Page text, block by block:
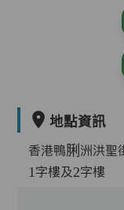
地點資訊
香港鴨脷洲洪聖
1字樓及2字樓